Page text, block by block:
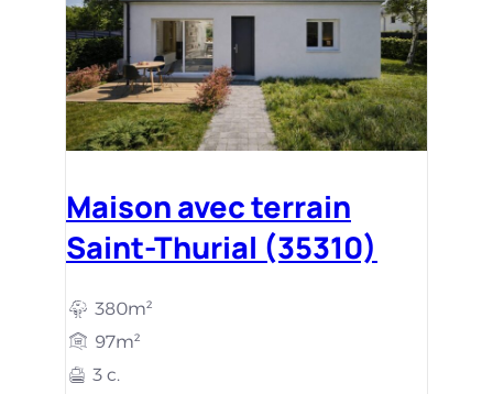
Maison avec terrain
Saint-Thurial (35310)
380m²
97m²
3 c.